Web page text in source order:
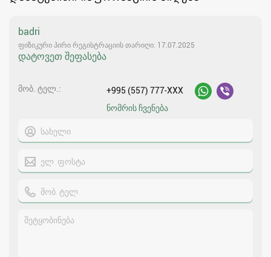
badri
ფიზიკური პირი რეგისტრაციის თარიღი: 17.07.2025
დატოვეთ შეფასება
მობ. ტელ.
+995 (557) 777-XXX
ნომრის ჩვენება